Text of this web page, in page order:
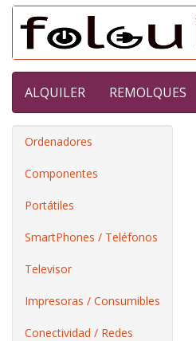
ALQUILER REMOLQUES
Ordenadores
Componentes
Portátiles
SmartPhones / Teléfonos
Televisor
Impresoras / Consumibles
Conectividad / Redes